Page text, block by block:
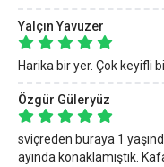
Yalçın Yavuzer
Harika bir yer. Çok keyifli
Özgür Güleryüz
sviçreden buraya 1
ayında konaklamıştık.